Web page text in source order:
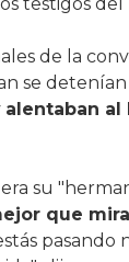
de la
se
alentaban al
su
que
pasando